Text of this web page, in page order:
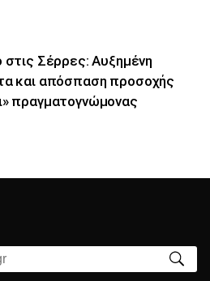
στις Σέρρες: Αυξημένη
και απόσπαση προσοχής
πραγματογνώμονας